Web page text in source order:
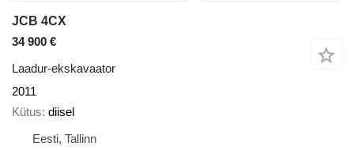
JCB 4CX
34 900 €
Laadur-ekskavaator
2011
Kütus diisel
Eesti, Tallinn